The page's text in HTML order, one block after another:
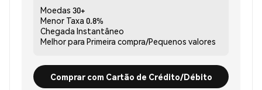
Moedas 30+
Menor Taxa 0.8%
Chegada Instantâneo
Melhor para Primeira compra/Pequenos valores
Comprar com Cartão de Crédito/Débito